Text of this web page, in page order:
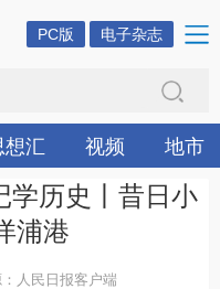
PC版 电子杂志
想汇 视频 地市
学历史丨昔日小
浦港
人民日报客户端